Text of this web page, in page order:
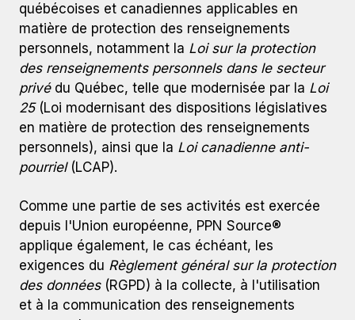
québécoises et canadiennes applicables en
matière de protection des renseignements
personnels, notamment la Loi sur la protection
des renseignements personnels dans le secteur
privédu Québec, telle que modernisée par la Loi
25(Loi modernisant des dispositions législatives
en matière de protection des renseignements
personnels), ainsi que la Loi canadienne anti-
pourriel(LCAP).
Comme une partie de ses activités est exercée
depuis l'Union européenne, PPN Source®
applique également, le cas échéant, les
exigences du Règlement général sur la protection
des données(RGPD) à la collecte, à l'utilisation
et à la communication des renseignements